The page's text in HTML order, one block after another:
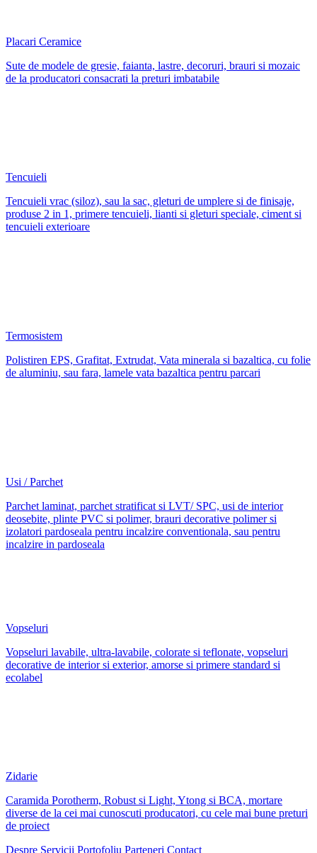
Placari Ceramice
Sute de modele de gresie, faianta, lastre, decoruri, brauri si mozaic
de la producatori consacrati la preturi imbatabile
Tencuieli
Tencuieli vrac (siloz), sau la sac, gleturi de umplere si de finisaje,
produse 2 in 1, primere tencuieli, lianti si gleturi speciale, ciment si
tencuieli exterioare
Termosistem
Polistiren EPS, Grafitat, Extrudat, Vata minerala si bazaltica, cu folie
de aluminiu, sau fara, lamele vata bazaltica pentru parcari
Usi / Parchet
Parchet laminat, parchet stratificat si LVT/ SPC, usi de interior
deosebite, plinte PVC si polimer, brauri decorative polimer si
izolatori pardoseala pentru incalzire conventionala, sau pentru
incalzire in pardoseala
Vopseluri
Vopseluri lavabile, ultra-lavabile, colorate si teflonate, vopseluri
decorative de interior si exterior, amorse si primere standard si
ecolabel
Zidarie
Caramida Porotherm, Robust si Light, Ytong si BCA, mortare
diverse de la cei mai cunoscuti producatori, cu cele mai bune preturi
de proiect
Despre Servicii Portofoliu Parteneri Contact